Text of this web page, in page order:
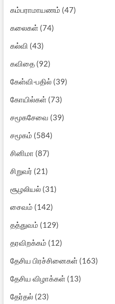
கம்பராமாயணம் (47)
கலைகள்(74)
கல்வி (43)
கவிதை(92)
கேள்வி-பதில்(39)
கோயில்கள்(73)
சமூகசேவை (39)
சமூகம் (584)
சினிமா (87)
சிறுவர் (21)
சூழலியல்(31)
சைவம் (142)
தத்துவம் (129)
தரவிறக்கம் (12)
தேசிய பிரச்சினைகள்(163)
தேசிய விழாக்கள்(13)
தேர்தல்(23)